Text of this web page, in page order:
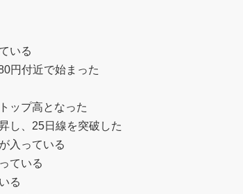
いる
円付近で始まった
ップ高となった
し、25日線を突破した
入っている
ている
る